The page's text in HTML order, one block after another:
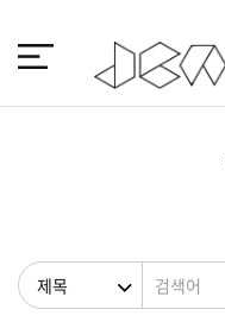
바
가
검색조건 검색어